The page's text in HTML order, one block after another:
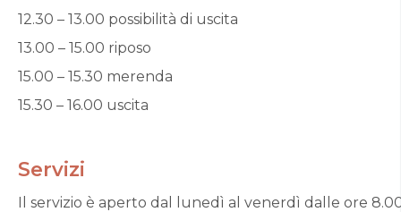
12.30 – 13.00 possibilità di uscita
13.00 – 15.00 riposo
15.00 – 15.30 merenda
15.30 – 16.00 uscita
Servizi
Il servizio è aperto dal lunedì al venerdì dalle ore